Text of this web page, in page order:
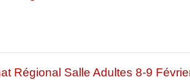
Régional Salle Adultes 8-9